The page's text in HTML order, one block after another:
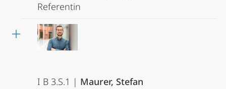
Referentin
I B 3.S.1 | Maurer, Stefan